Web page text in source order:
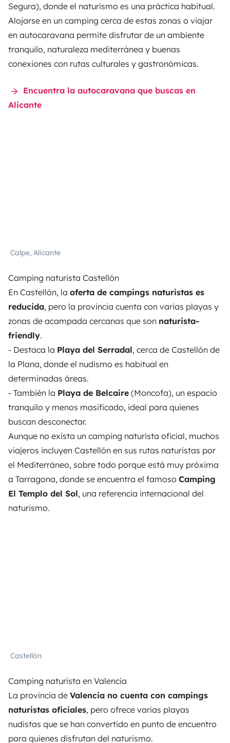
Segura), donde el naturismo es una práctica habitual.
Alojarse en un camping cerca de estas zonas o viajar
en autocaravana permite disfrutar de un ambiente
tranquilo, naturaleza mediterránea y buenas
conexiones con rutas culturales y gastronómicas.
Encuentra la autocaravana que buscas en
Alicante
Calpe, Alicante
Camping naturista Castellón
En Castellón, la oferta de campings naturistas es
reducida, pero la provincia cuenta con varias playas y
zonas de acampada cercanas que son naturista-
friendly.
- Destaca la Playa del Serradal, cerca de Castellón de
la Plana, donde el nudismo es habitual en
determinadas áreas.
- También la Playa de Belcaire (Moncofa), un espacio
tranquilo y menos masificado, ideal para quienes
buscan desconectar.
Aunque no exista un camping naturista oficial, muchos
viajeros incluyen Castellón en sus rutas naturistas por
el Mediterráneo, sobre todo porque está muy próxima
a Tarragona, donde se encuentra el famoso Camping
El Templo del Sol, una referencia internacional del
naturismo.
Castellón
Camping naturista en Valencia
La provincia de Valencia no cuenta con campings
naturistas oficiales, pero ofrece varias playas
nudistas que se han convertido en punto de encuentro
para quienes disfrutan del naturismo.